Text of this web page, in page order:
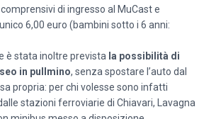
comprensivi di ingresso al MuCast e
6,00 euro (bambini sotto i 6 anni:
è stata inoltre prevista la possibilità di
in pullmino, senza spostare l’auto dal
propria: per chi volesse sono infatti
stazioni ferroviarie di Chiavari, Lavagna